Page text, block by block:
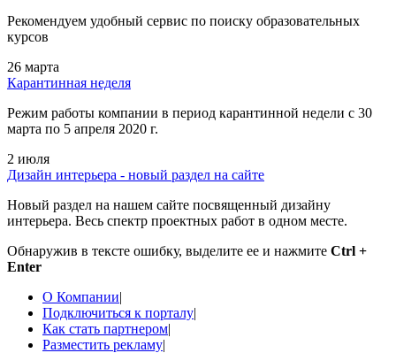
Рекомендуем удобный сервис по поиску образовательных
курсов
26 марта
Карантинная неделя
Режим работы компании в период карантинной недели c 30
марта по 5 апреля 2020 г.
2 июля
Дизайн интерьера - новый раздел на сайте
Новый раздел на нашем сайте посвященный дизайну
интерьера. Весь спектр проектных работ в одном месте.
Обнаружив в тексте ошибку, выделите ее и нажмите Ctrl +
Enter
О Компании|
Подключиться к порталу|
Как стать партнером|
Разместить рекламу|